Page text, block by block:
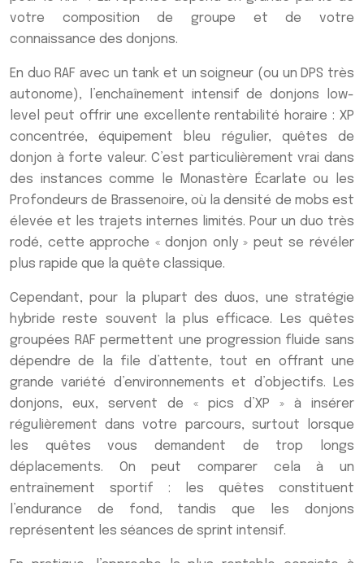
votre composition de groupe et de votre
connaissance des donjons.
En duo RAF avec un tank et un soigneur (ou un DPS très
autonome), l’enchaînement intensif de donjons low-
level peut offrir une excellente rentabilité horaire : XP
concentrée, équipement bleu régulier, quêtes de
donjon à forte valeur. C’est particulièrement vrai dans
des instances comme le Monastère Écarlate ou les
Profondeurs de Brassenoire, où la densité de mobs est
élevée et les trajets internes limités. Pour un duo très
rodé, cette approche « donjon only » peut se révéler
plus rapide que la quête classique.
Cependant, pour la plupart des duos, une stratégie
hybride reste souvent la plus efficace. Les quêtes
groupées RAF permettent une progression fluide sans
dépendre de la file d’attente, tout en offrant une
grande variété d’environnements et d’objectifs. Les
donjons, eux, servent de « pics d’XP » à insérer
régulièrement dans votre parcours, surtout lorsque
les quêtes vous demandent de trop longs
déplacements. On peut comparer cela à un
entraînement sportif : les quêtes constituent
l’endurance de fond, tandis que les donjons
représentent les séances de sprint intensif.